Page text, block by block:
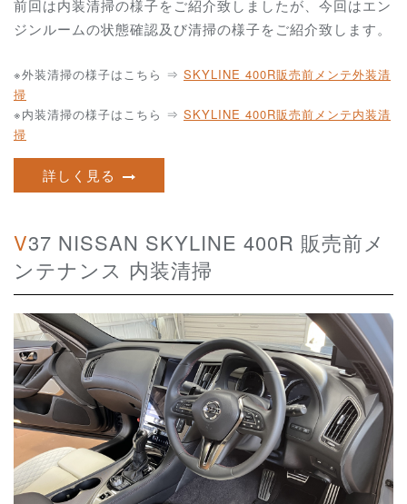
前回は内装清掃の様子をご紹介致しましたが、今回はエン
ジンルームの状態確認及び清掃の様子をご紹介致します。
※外装清掃の様子はこちら ⇒ SKYLINE 400R販売前メンテ外装清
掃
※内装清掃の様子はこちら ⇒ SKYLINE 400R販売前メンテ内装清
掃
詳しく見る
V37 NISSAN SKYLINE 400R 販売前メ
ンテナンス 内装清掃